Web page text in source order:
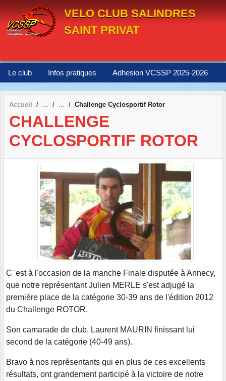
VELO CLUB SALINDRES
SAINT PRIVAT
Le club Infos pratiques Adhesion VCSSP 2025-2026
Accueil Challenge Cyclosportif Rotor
CHALLENGE
CYCLOSPORTIF ROTOR
C 'est à l'occasion de la manche Finale disputée à Annecy,
que notre représentant Julien MERLE s'est adjugé la
première place de la catégorie 30-39 ans de l'édition 2012
du Challenge ROTOR.
Son camarade de club, Laurent MAURIN finissant lui
second de la catégorie (40-49 ans).
Bravo à nos représentants qui en plus de ces excellents
résultats, ont grandement participé à la victoire de notre
Panneau de gestion des cookies